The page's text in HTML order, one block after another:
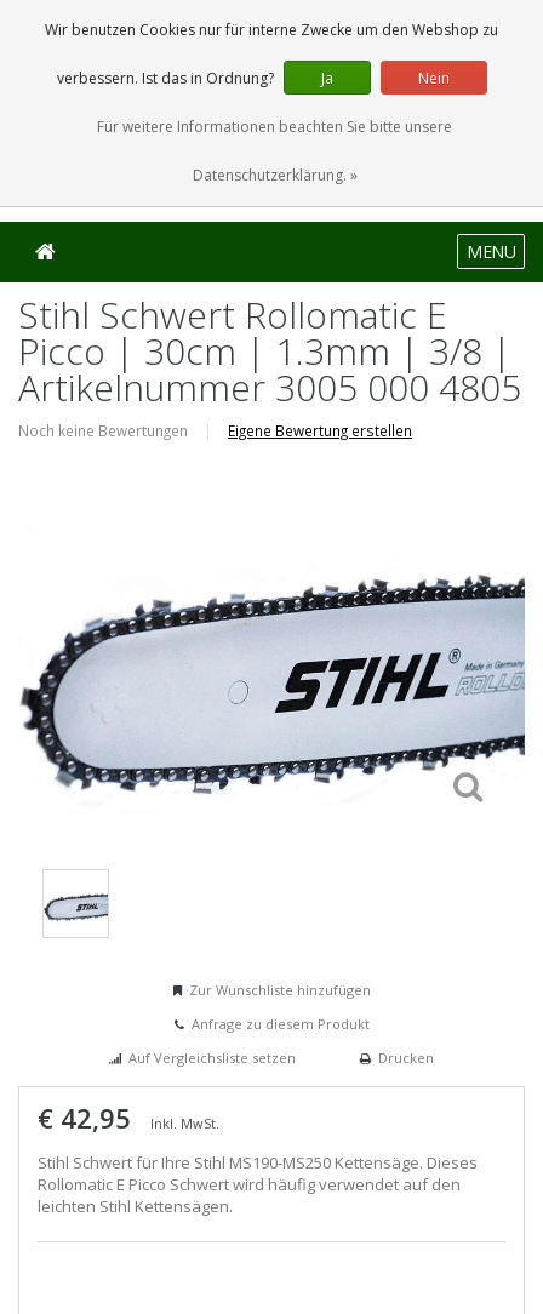
0 Artikel
MENU
Stihl Schwert Rollomatic E
Picco | 30cm | 1.3mm | 3/8 |
Artikelnummer 3005 000 4805
Noch keine Bewertungen | Eigene Bewertung erstellen
Zur Wunschliste hinzufügen
Anfrage zu diesem Produkt
Auf Vergleichsliste setzen
Drucken
€ 42,95 Inkl. MwSt.
Stihl Schwert für Ihre Stihl MS190-MS250 Kettensäge. Dieses
Rollomatic E Picco Schwert wird häufig verwendet auf den
leichten Stihl Kettensägen.
Wir benutzen Cookies nur für interne Zwecke um den Webshop zu
verbessern. Ist das in Ordnung? Ja Nein
Für weitere Informationen beachten Sie bitte unsere
Datenschutzerklärung. »